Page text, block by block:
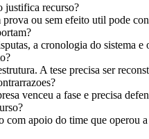
justifica recurso?
ou sem efeito util pode
a cronologia do sistema e
A tese precisa ser
venceu a fase e precisa
com apoio do time que operou